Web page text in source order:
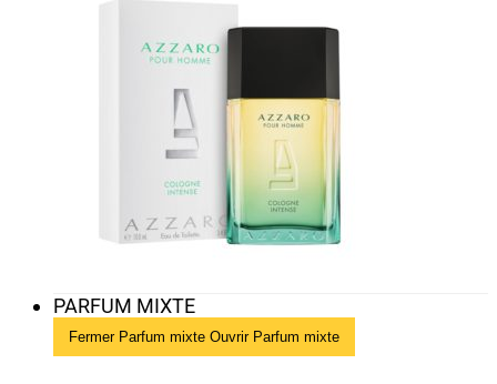
PARFUM MIXTE
Fermer Parfum mixte Ouvrir Parfum mixte